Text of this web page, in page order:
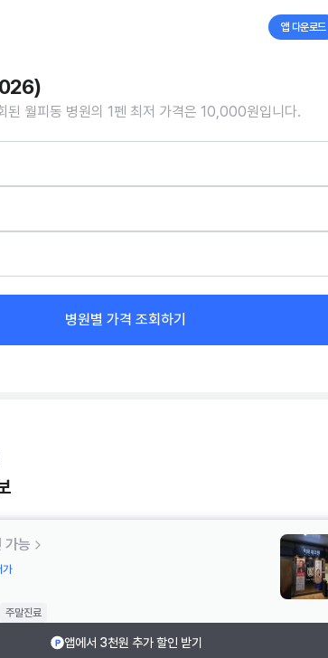
앱 다운로드
된 월피동 병원의 1펜 최저 가격은 10,000원입니다.
병원별 가격 조회하기
가능
가
주말진료
앱에서 3천원 추가 할인 받기